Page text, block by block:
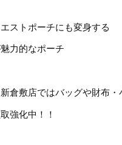
ストポーチにも変身する
力的なポーチ
倉敷店ではバッグや財布・
強化中！！